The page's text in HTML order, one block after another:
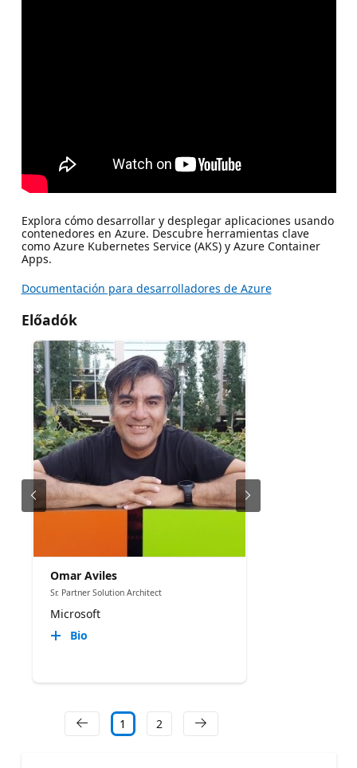
Explora cómo desarrollar y desplegar aplicaciones usando
contenedores en Azure. Descubre herramientas clave
como Azure Kubernetes Service (AKS) y Azure Container
Apps.
Documentación para desarrolladores de Azure
Előadók
Omar Aviles
Sr. Partner Solution Architect
Microsoft
Bio
1 2